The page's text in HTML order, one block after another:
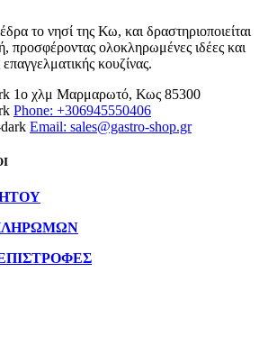
το νησί της Κω, και δραστηριοποιείται
προσφέροντας ολοκληρωμένες ιδέες και
κουζίνας.
1ο χλμ Μαρμαρωτό, Κως 85300
Phone: +306945550406
Email: sales@gastro-shop.gr